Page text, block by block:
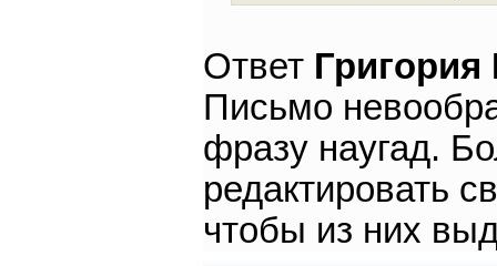
Ответ
Письмо
фразу наугад.
редактировать
чтобы из них